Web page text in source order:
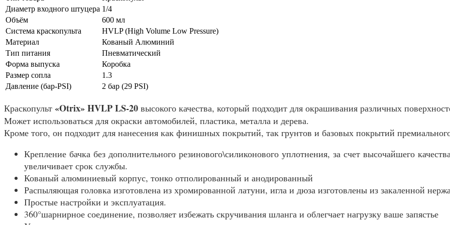
Диаметр входного штуцера 1/4
Объём
600 мл
Система краскопульта
HVLP (High Volume Low Pressure)
Материал
Кованый Алюминий
Тип питания
Пневматический
Форма выпуска
Коробка
Размер сопла
1.3
Давление (бар-PSI)
2 бар (29 PSI)
Краскопульт «Otrix» HVLP LS-20 высокого качества, который подходит для окрашивания различных
Может использоваться для окраски автомобилей, пластика, металла и дерева.
Кроме того, он подходит для нанесения как финишных покрытий, так грунтов и базовых покрытий
Крепление бачка без дополнительного резинового\силиконового уплотнения, за счет высочайшего
увеличивает срок службы.
Кованый алюминиевый корпус, тонко отполированный и анодированный
Распыляющая головка изготовлена из хромированной латуни, игла и дюза изготовлены из закаленной
Простые настройки и эксплуатация.
360°шарнирное соединение, позволяет избежать скручивания шланга и облегчает нагрузку ваше запястье